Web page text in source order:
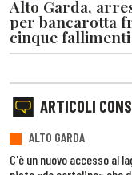
Alto Garda,
per bancarotta
cinque fallimenti
ARTICOLI
ALTO GARDA
C'è un nuovo accesso al